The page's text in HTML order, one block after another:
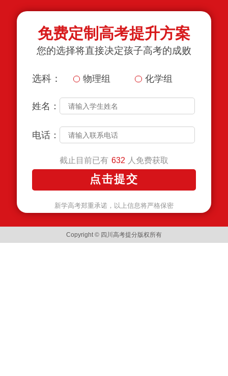
免费定制高考提升方案
您的选择将直接决定孩子高考的成败
选科： 物理组 化学组
姓名：
电话：
截止目前已有 632 人免费获取
新学高考郑重承诺，以上信息将严格保密
Copyright © 四川高考提分版权所有